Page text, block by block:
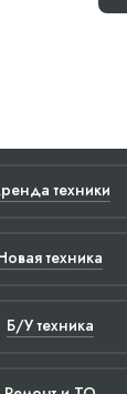
техники
техника
Б/У техника